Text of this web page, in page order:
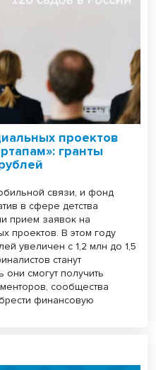
проектов
гранты
связи, и фонд
в сфере детства
прием заявок на
проектов. В этом году
увеличен с 1,2 млн до 1,5
станут
они смогут получить
сообщества
финансовую